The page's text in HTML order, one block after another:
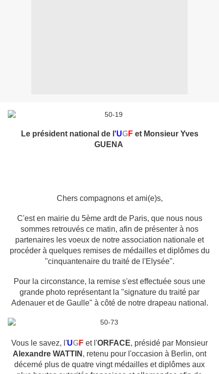
Le président national de l'UGFet Monsieur Yves
GUENA
Chers compagnons et ami(e)s,
C'est en mairie du 5ème ardt de Paris, que nous nous
sommes retrouvés ce matin, afin de présenter à nos
partenaires les voeux de notre association nationale et
procéder à quelques remises de médailles et diplômes du
"cinquantenaire du traité de l'Elysée".
Pour la circonstance, la remise s'est effectuée sous une
grande photo représentant la "signature du traité par
Adenauer et de Gaulle" à côté de notre drapeau national.
Vous le savez, l'UGF et l'ORFACE, présidé par Monsieur
Alexandre WATTIN , retenu pour l'occasion à Berlin, ont
décerné plus de quatre vingt médailles et diplômes aux